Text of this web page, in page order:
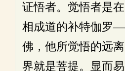
证悟者。觉悟者是
相成道的补特伽罗
佛，他所觉悟的远
界就是菩提。显而